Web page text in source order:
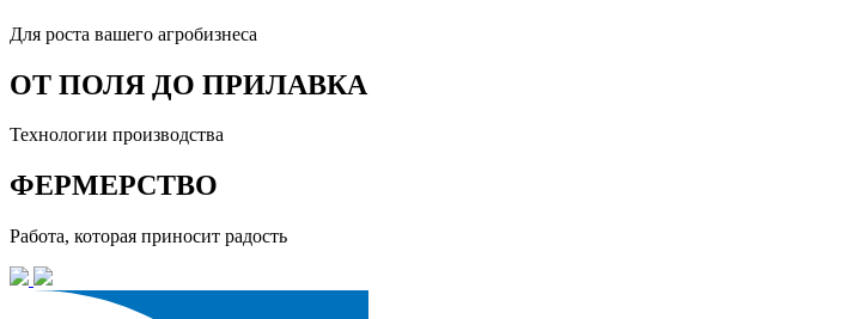
Для роста вашего агробизнеса
ОТ ПОЛЯ ДО ПРИЛАВКА
Технологии производства
ФЕРМЕРСТВО
Работа, которая приносит радость